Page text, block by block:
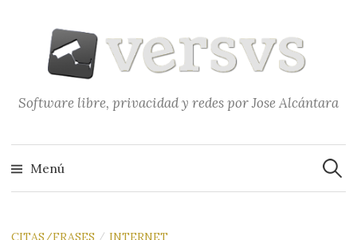
contenido
Software libre, privacidad y redes por Jose Alcántara
Menú
CITAS/FRASES / INTERNET